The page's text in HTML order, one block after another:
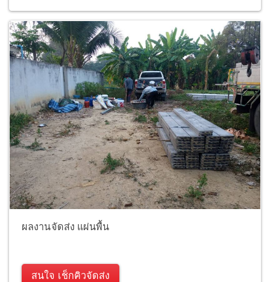
ผลงานจัดส่ง แผ่นพื้น
สนใจ เช็กคิวจัดส่ง